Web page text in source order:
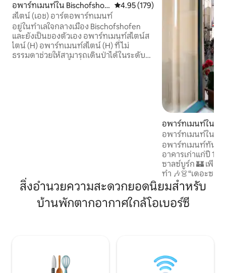
อพาร์ทเมนท์ใน Bischofshofe
n
คะแนนเฉลี่ย 4.95 จาก 5, 179 รีวิว
4.95 (179)
สไตน์ (เอช) อาร์ตอพาร์ทเมนท์
อยู่ในทำเลใจกลางเมือง Bischofshofen
และยังเป็นของตัวเอง อพาร์ทเมนท์สไตน์ส
ไตน์ (H) อพาร์ทเมนท์สไตน์ (H) ที่ไม่
ธรรมดาช่วยให้สามารถเดินป่าได้ในระดับนี้
อพาร์ทเมนท์ใน เมื
อพาร์ทเมนท์ในเมื
อพาร์ทเมนท์ทันสมั
อาคารเก่าแก่ปี
ซาลซ์บูร์ก 🏰 เพีย
ทำ 🎶👗“เดอะซา
🌟ฮอลล์ ตลาดคริ
ของ🎼โมสาร์ท สัม
ท้องถิ่น!😊 • วิวมหาวิหารที่ไม่เหมือนใคร
เท่านั้น)
สิ่งอำนวยความสะดวกยอดนิยมสำหรับ
บ้านพักตากอากาศใกล้โอเบอร์ซี